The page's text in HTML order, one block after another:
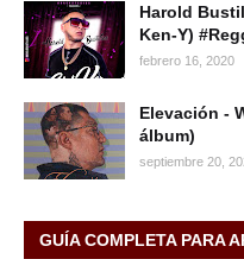
Harold
Ken-Y)
febrero 16, 2020
Elevación -
álbum)
septiembre 20,
GUÍA COMPLETA PARA